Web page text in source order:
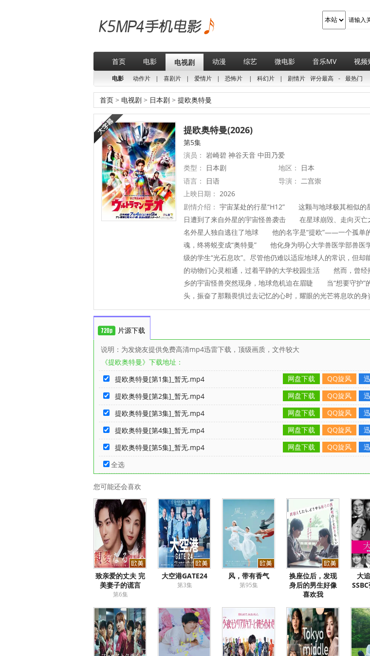
首页 电影 电视剧 动漫 综艺 微电影 音乐MV 视频
电影 动作片 | 喜剧片 | 爱情片 | 恐怖片 | 科幻片 | 剧情片 评分最高 - 最热门
首页 > 电视剧 > 日本剧 > 提欧奥特曼
提欧奥特曼(2026)
第5集
演员： 岩崎碧 神谷天音 中田乃爱
类型：
日本剧 地区：
日本
语言：
日语 导演：
二宫崇
上映日期： 2026
剧情介绍： 宇宙某处的行星“H12” 这颗与地球极其相似的
日遭到了来自外星的宇宙怪兽袭击 在星球崩毁、走向灭亡
名外星人独自逃往了地球 他的名字是“提欧”——一个孤单
魂，终将蜕变成“奥特曼” 他化身为明心大学兽医学部兽医
级的学生“光石息吹”。尽管他仍难以适应地球人的常识，但却
的动物们心灵相通，过着平静的大学校园生活 然而，曾经
乡的宇宙怪兽突然现身，地球危机迫在眉睫 当“想要守护”
头，振奋了那颗畏惧过去记忆的心时，耀眼的光芒将息吹的身
片源下载
说明：为发烧友提供免费高清mp4迅雷下载，顶级画质，文件较大
《提欧奥特曼》下载地址：
提欧奥特曼[第1集]_暂无.mp4
QQ旋风
网盘下载
提欧奥特曼[第2集]_暂无.mp4
QQ旋风
网盘下载
提欧奥特曼[第3集]_暂无.mp4
QQ旋风
网盘下载
提欧奥特曼[第4集]_暂无.mp4
QQ旋风
网盘下载
提欧奥特曼[第5集]_暂无.mp4
QQ旋风
网盘下载
全选
您可能还会喜欢
致亲爱的丈夫 完
美妻子的谎言
第6集
大空港GATE24
第3集
风，带有香气
第95集
换座位后，发现
身后的男生好像
喜欢我
大